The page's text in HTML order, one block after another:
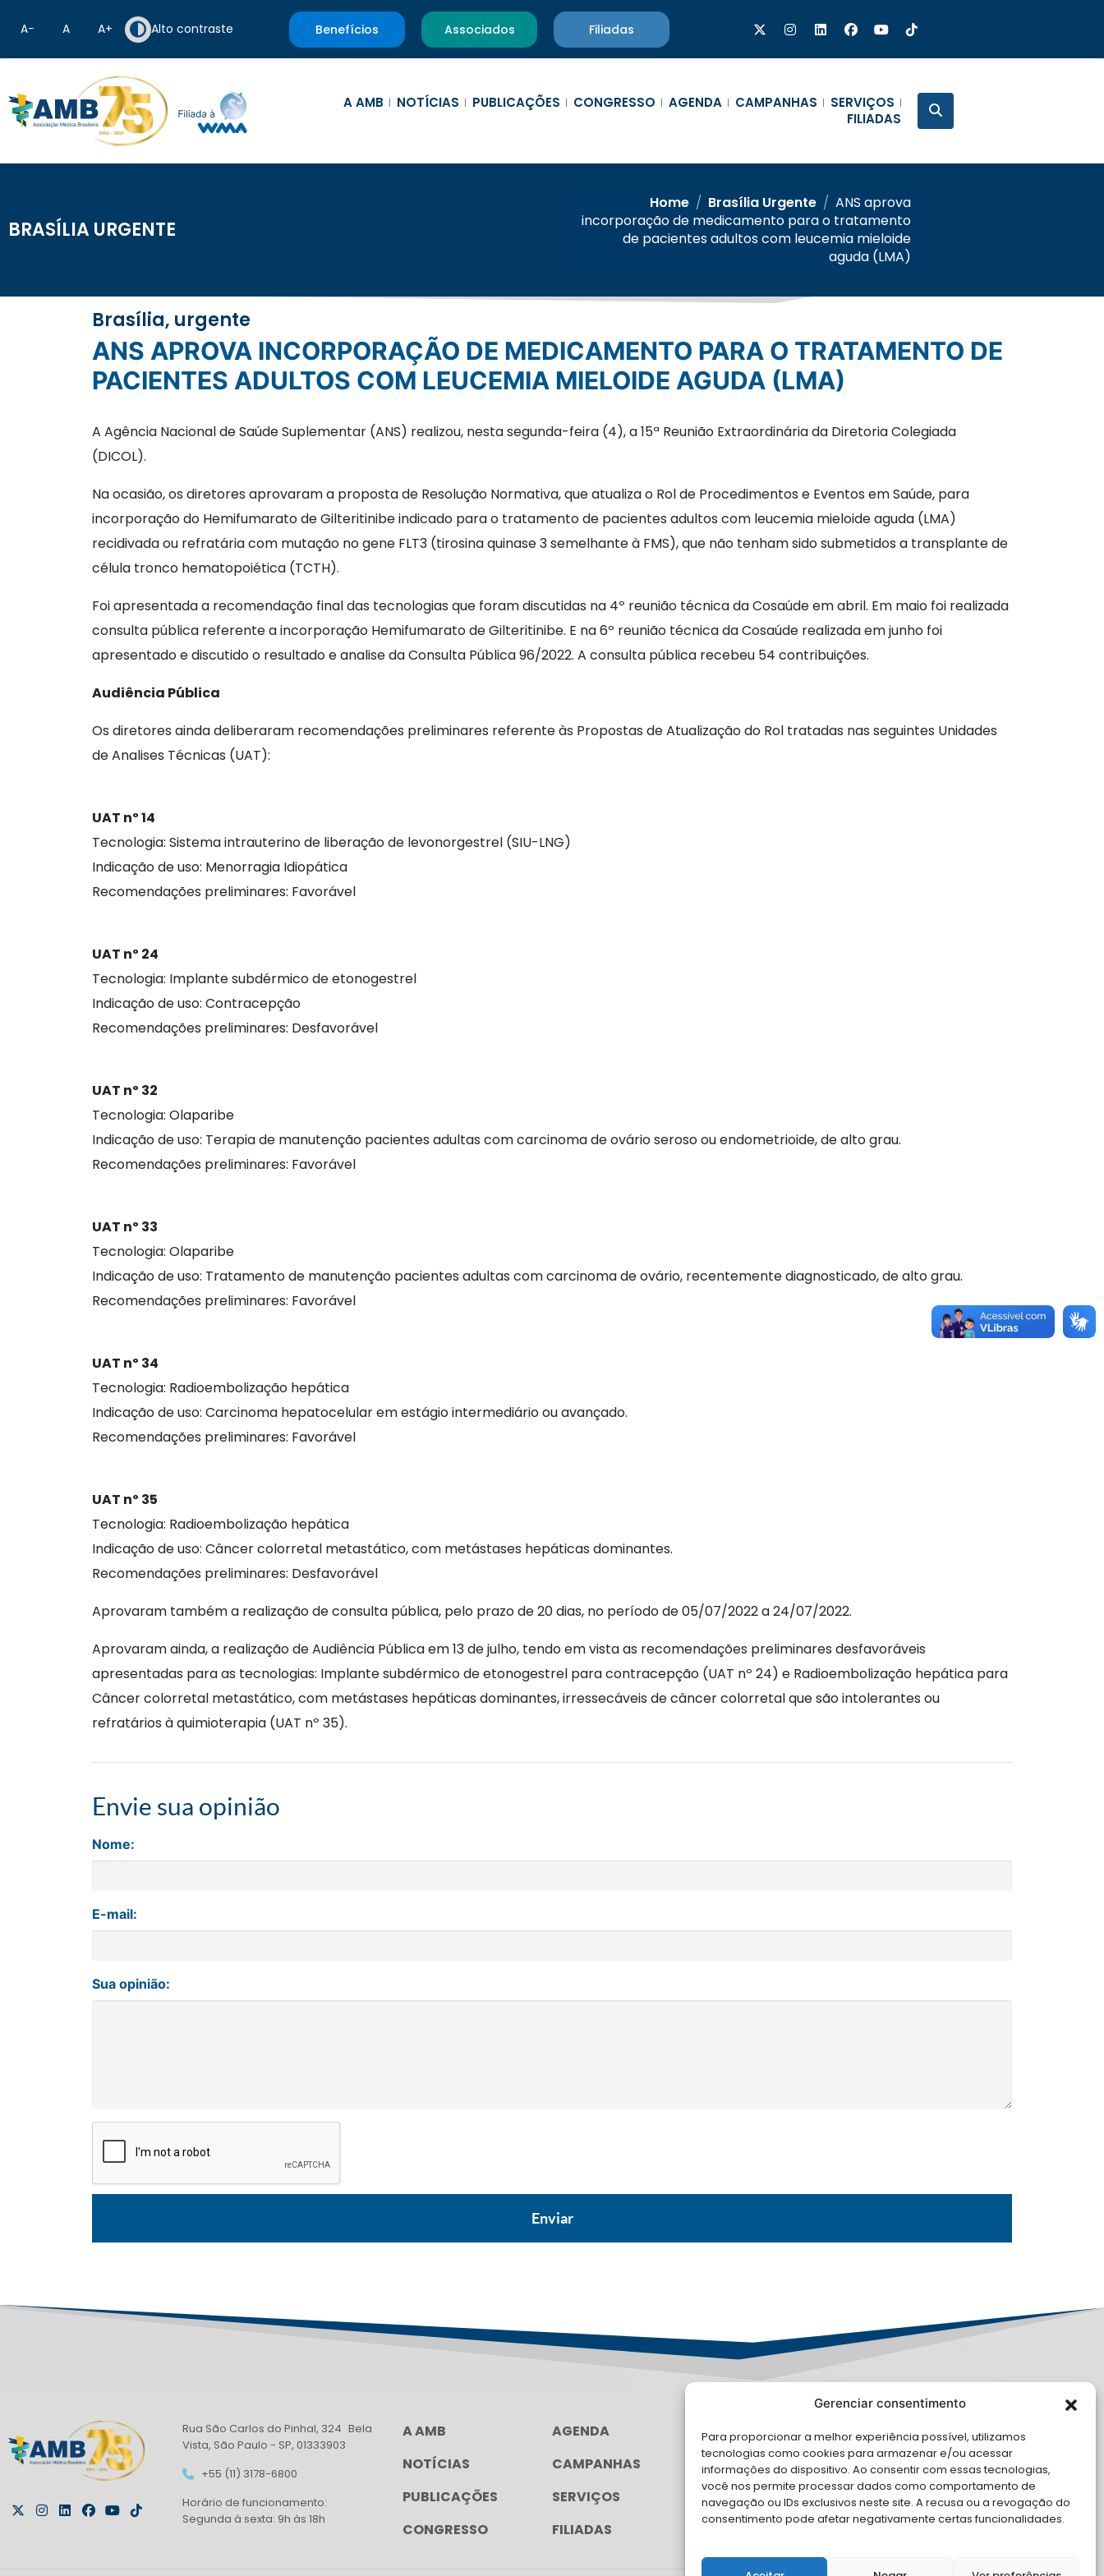
Gerenciar consentimento
Para proporcionar a melhor experiência possível, utilizamos
tecnologias como cookies para armazenar e/ou acessar
informações do dispositivo. Ao consentir com essas tecnologias,
você nos permite processar dados como comportamento de
navegação ou IDs exclusivos neste site. A recusa ou a revogação do
consentimento pode afetar negativamente certas funcionalidades.
A− A A+ Alto contraste Benefícios Associados Filiadas
A AMB NOTÍCIAS PUBLICAÇÕES CONGRESSO AGENDA CAMPANHAS
SERVIÇOS
FILIADAS
BRASÍLIA URGENTE
Home / Brasília Urgente / ANS aprova
incorporação de medicamento para o tratamento
de pacientes adultos com leucemia mieloide
aguda (LMA)
Brasília, urgente
ANS APROVA INCORPORAÇÃO DE MEDICAMENTO PARA O TRATAMENTO DE
PACIENTES ADULTOS COM LEUCEMIA MIELOIDE AGUDA (LMA)
A Agência Nacional de Saúde Suplementar (ANS) realizou, nesta segunda-feira (4), a 15ª Reunião Extraordinária da Diretoria Colegiada
(DICOL).
Na ocasião, os diretores aprovaram a proposta de Resolução Normativa, que atualiza o Rol de Procedimentos e Eventos em Saúde, para
incorporação do Hemifumarato de Gilteritinibe indicado para o tratamento de pacientes adultos com leucemia mieloide aguda (LMA)
recidivada ou refratária com mutação no gene FLT3 (tirosina quinase 3 semelhante à FMS), que não tenham sido submetidos a transplante de
célula tronco hematopoiética (TCTH).
Foi apresentada a recomendação final das tecnologias que foram discutidas na 4º reunião técnica da Cosaúde em abril. Em maio foi realizada
consulta pública referente a incorporação Hemifumarato de Gilteritinibe. E na 6º reunião técnica da Cosaúde realizada em junho foi
apresentado e discutido o resultado e analise da Consulta Pública 96/2022. A consulta pública recebeu 54 contribuições.
Audiência Pública
Os diretores ainda deliberaram recomendações preliminares referente às Propostas de Atualização do Rol tratadas nas seguintes Unidades
de Analises Técnicas (UAT):
UAT nº 14
Tecnologia: Sistema intrauterino de liberação de levonorgestrel (SIU-LNG)
Indicação de uso: Menorragia Idiopática
Recomendações preliminares: Favorável
UAT nº 24
Tecnologia: Implante subdérmico de etonogestrel
Indicação de uso: Contracepção
Recomendações preliminares: Desfavorável
UAT nº 32
Tecnologia: Olaparibe
Indicação de uso: Terapia de manutenção pacientes adultas com carcinoma de ovário seroso ou endometrioide, de alto grau.
Recomendações preliminares: Favorável
UAT nº 33
Tecnologia: Olaparibe
Indicação de uso: Tratamento de manutenção pacientes adultas com carcinoma de ovário, recentemente diagnosticado, de alto grau.
Recomendações preliminares: Favorável
UAT nº 34
Tecnologia: Radioembolização hepática
Indicação de uso: Carcinoma hepatocelular em estágio intermediário ou avançado.
Recomendações preliminares: Favorável
UAT nº 35
Tecnologia: Radioembolização hepática
Indicação de uso: Câncer colorretal metastático, com metástases hepáticas dominantes.
Recomendações preliminares: Desfavorável
Aprovaram também a realização de consulta pública, pelo prazo de 20 dias, no período de 05/07/2022 a 24/07/2022.
Aprovaram ainda, a realização de Audiência Pública em 13 de julho, tendo em vista as recomendações preliminares desfavoráveis
apresentadas para as tecnologias: Implante subdérmico de etonogestrel para contracepção (UAT nº 24) e Radioembolização hepática para
Câncer colorretal metastático, com metástases hepáticas dominantes, irressecáveis de câncer colorretal que são intolerantes ou
refratários à quimioterapia (UAT nº 35).
Envie sua opinião
Nome:
E-mail:
Sua opinião:
Rua São Carlos do Pinhal, 324 Bela
Vista, São Paulo - SP, 01333903
+55 (11) 3178-6800
Horário de funcionamento:
Segunda à sexta: 9h às 18h
A AMB
NOTÍCIAS
PUBLICAÇÕES
CONGRESSO
AGENDA
CAMPANHAS
SERVIÇOS
FILIADAS
LGPD
FALE CONOSCO
Solicite Apoio Institucional da AMB
para o seu evento